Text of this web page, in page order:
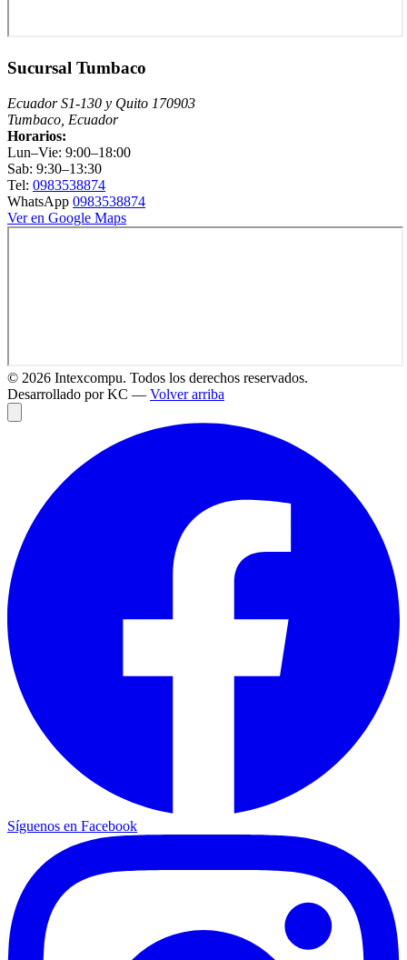
Sucursal Tumbaco
Ecuador S1-130 y Quito 170903
Tumbaco, Ecuador
Horarios:
Lun–Vie: 9:00–18:00
Sab: 9:30–13:30
Tel: 0983538874
WhatsApp 0983538874
Ver en Google Maps
© 2026 Intexcompu. Todos los derechos reservados.
Desarrollado por KC — Volver arriba
Síguenos en Facebook